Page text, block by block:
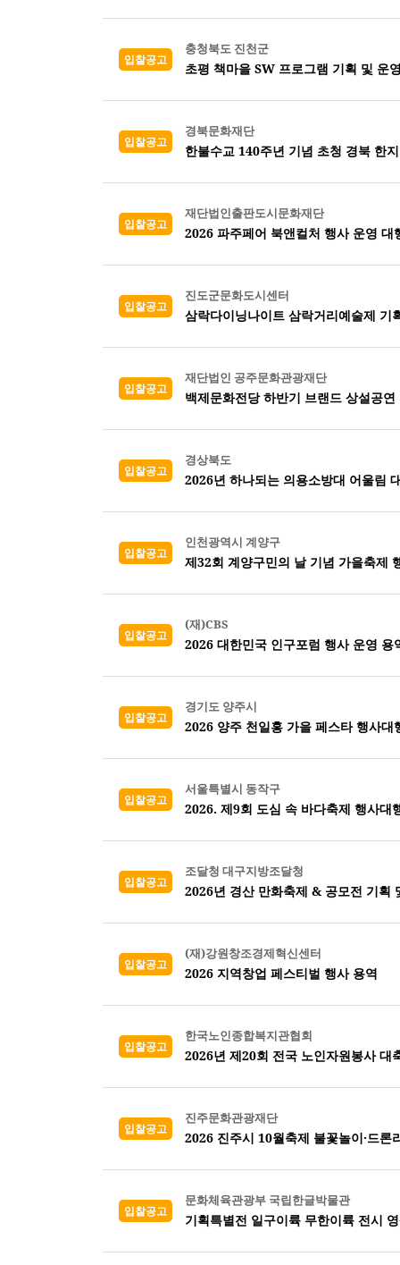
입찰공고
충청북도 진천군
초평 책마을 SW 프로그램 기획 및 운
입찰공고
경북문화재단
한불수교 140주년 기념 초청 경북 한
입찰공고
재단법인출판도시문화재단
2026 파주페어 북앤컬처 행사 운영 대
입찰공고
진도군문화도시센터
삼락다이닝나이트 삼락거리예술제 기
입찰공고
재단법인 공주문화관광재단
백제문화전당 하반기 브랜드 상설공
입찰공고
경상북도
2026년 하나되는 의용소방대 어울림
입찰공고
인천광역시 계양구
제32회 계양구민의 날 기념 가을축제
입찰공고
(재)CBS
2026 대한민국 인구포럼 행사 운영 용
입찰공고
경기도 양주시
2026 양주 천일홍 가을 페스타 행사대
입찰공고
서울특별시 동작구
2026. 제9회 도심 속 바다축제 행사대
입찰공고
조달청 대구지방조달청
2026년 경산 만화축제 & 공모전 기획
입찰공고
(재)강원창조경제혁신센터
2026 지역창업 페스티벌 행사 용역
입찰공고
한국노인종합복지관협회
2026년 제20회 전국 노인자원봉사 대
입찰공고
진주문화관광재단
2026 진주시 10월축제 불꽃놀이·드론
입찰공고
문화체육관광부 국립한글박물관
기획특별전 일구이륙 무한이륙 전시